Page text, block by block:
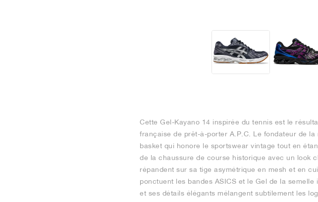
Cette Gel-Kayano 14 inspirée du tennis est le
française de prêt-à-porter A.P.C. Le fondateur de
basket qui honore le sportswear vintage tout en
de la chaussure de course historique avec un look
répandent sur sa tige asymétrique en mesh et en
ponctuent les bandes ASICS et le Gel de la
et ses détails élégants mélangent subtilement les